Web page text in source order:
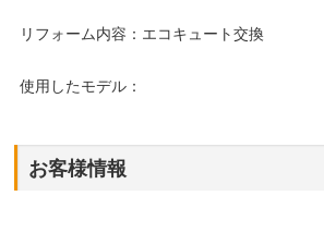
リフォーム内容：エコキュート交換
使用したモデル：
お客様情報